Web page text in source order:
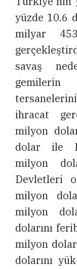
yüzde 10.6
milyar
savaş
ihracat
milyon
dolar ile
milyon
Devletleri
milyon
milyon
dolarını
milyon
dolarını